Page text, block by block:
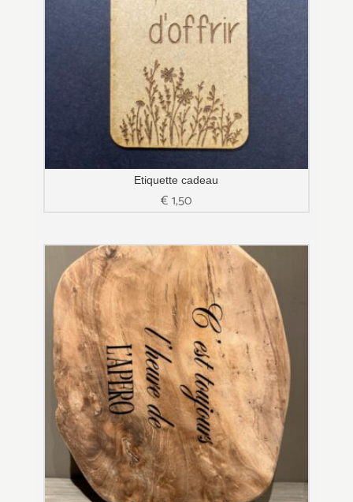
Etiquette cadeau
€1,50